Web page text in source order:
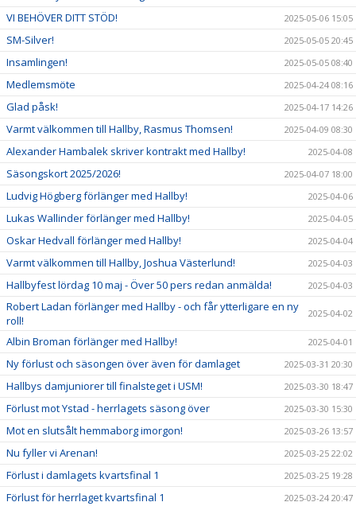
VI BEHÖVER DITT STÖD! 2025-05-06 15:05
SM-Silver! 2025-05-05 20:45
Insamlingen! 2025-05-05 08:40
Medlemsmöte 2025-04-24 08:16
Glad påsk! 2025-04-17 14:26
Varmt välkommen till Hallby, Rasmus Thomsen! 2025-04-09 08:30
Alexander Hambalek skriver kontrakt med Hallby! 2025-04-08
Säsongskort 2025/2026! 2025-04-07 18:00
Ludvig Högberg förlänger med Hallby! 2025-04-06
Lukas Wallinder förlänger med Hallby! 2025-04-05
Oskar Hedvall förlänger med Hallby! 2025-04-04
Varmt välkommen till Hallby, Joshua Västerlund! 2025-04-03
Hallbyfest lördag 10 maj - Över 50 pers redan anmälda! 2025-04-03
Robert Ladan förlänger med Hallby - och får ytterligare en ny
roll!
2025-04-02
Albin Broman förlänger med Hallby! 2025-04-01
Ny förlust och säsongen över även för damlaget 2025-03-31 20:30
Hallbys damjuniorer till finalsteget i USM! 2025-03-30 18:47
Förlust mot Ystad - herrlagets säsong över 2025-03-30 15:30
Mot en slutsålt hemmaborg imorgon! 2025-03-26 13:57
Nu fyller vi Arenan! 2025-03-25 22:02
Förlust i damlagets kvartsfinal 1 2025-03-25 19:28
Förlust för herrlaget kvartsfinal 1 2025-03-24 20:47